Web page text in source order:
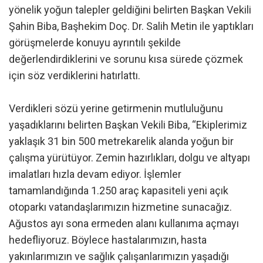
yönelik yoğun talepler geldiğini belirten Başkan Vekili
Şahin Biba, Başhekim Doç. Dr. Salih Metin ile yaptıkları
görüşmelerde konuyu ayrıntılı şekilde
değerlendirdiklerini ve sorunu kısa sürede çözmek
için söz verdiklerini hatırlattı.
Verdikleri sözü yerine getirmenin mutluluğunu
yaşadıklarını belirten Başkan Vekili Biba, “Ekiplerimiz
yaklaşık 31 bin 500 metrekarelik alanda yoğun bir
çalışma yürütüyor. Zemin hazırlıkları, dolgu ve altyapı
imalatları hızla devam ediyor. İşlemler
tamamlandığında 1.250 araç kapasiteli yeni açık
otoparkı vatandaşlarımızın hizmetine sunacağız.
Ağustos ayı sona ermeden alanı kullanıma açmayı
hedefliyoruz. Böylece hastalarımızın, hasta
yakınlarımızın ve sağlık çalışanlarımızın yaşadığı